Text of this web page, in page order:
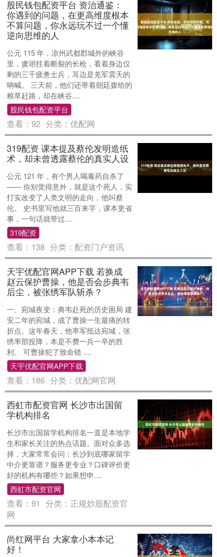
股民钱包配资平台 资治通鉴：
你遇到的问题，在更高维度根本
不算问题，你永远玩不过一个懂
逆向思维的人
公元 115 年，凉州武都郡城外的峡谷
里，虞诩拄着断裂的长枪，看着身边仅
剩的三千疲惫士兵，耳边是羌军震天的
呐喊。 三天前，他们还带着朝廷拨给的
粮草赶路，却在峡谷....
股民钱包配资平台
查看：92 分类：优配网
319配资 课本提及蔡伦发明造纸
术，却未曾透露蔡伦的真实人设
公元 121 年，有个男人喝毒药自杀了
—— 你别觉得意外，就是这个死人，实
打实改变了人类文明的走向，他叫蔡
伦。 史书里写他就三百来字，课本更省
事，一句话就带过....
319配资
查看： 138 分类： 配资门户资讯
天宇优配官网APP下载 若换成
赵云保护曹操，他是否会步典韦
后尘，被张绣军队斩杀？
一、宛城夜变：典韦赴死的历史困局 建
安二年的宛城，成了曹操一生最痛的转
折点。这年春天，他率军抵达宛城，张
绣率部投降，本是不费一兵一卒的胜
利。 可曹操犯了致命错 ....
天宇优配官网APP下载
查看： 186 分类：优配网官网
西虹市配资官网 长沙市出国留
学机构排名
长沙市出国留学机构排名一直是本地学
生和家长关注的热点话题。面对众多选
择，大家常常会问：长沙到底哪家留学
中介更靠谱？服务更专业？口碑评价更
好的机构有哪些？如果想申....
西虹市配资官网
查看：91 分类： 正规炒股配资官
网
尚红网平台 大家拿小本本记
好！